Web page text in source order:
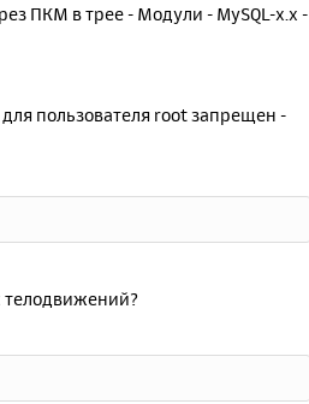
ПКМ в трее - Модули - MySQL-x.x -
пользователя root запрещен -
телодвижений?